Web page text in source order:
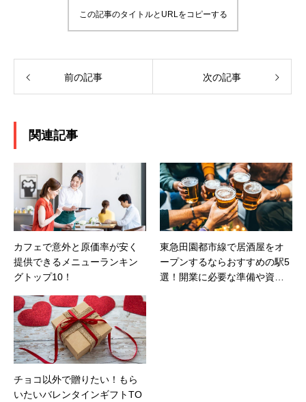
この記事のタイトルとURLをコピーする
前の記事 次の記事
関連記事
カフェで意外と原価率が安く
提供できるメニューランキン
グトップ10！
東急田園都市線で居酒屋をオ
ープンするならおすすめの駅5
選！開業に必要な準備や資格
チョコ以外で贈りたい！もら
いたいバレンタインギフトTO